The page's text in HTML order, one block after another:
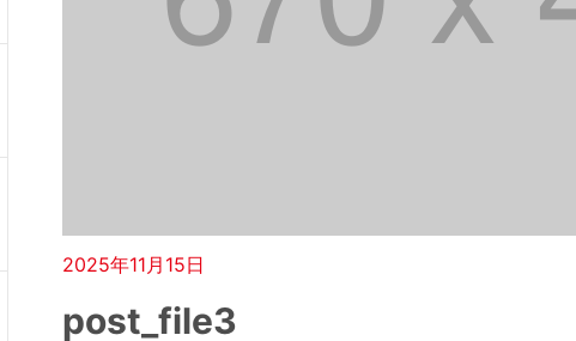
2025年11月15日
post_file3